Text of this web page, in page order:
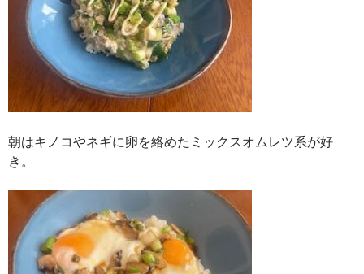
朝はキノコやネギに卵を絡めたミックスオムレツ系が好
き。